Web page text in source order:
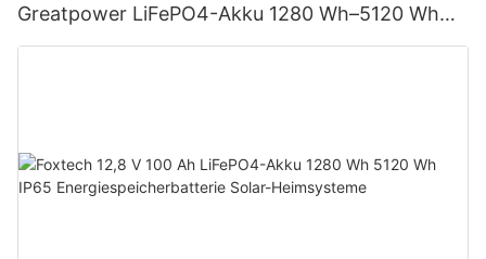
Greatpower LiFePO4-Akku 1280 Wh–5120 Wh
IP65 Energiespeicher